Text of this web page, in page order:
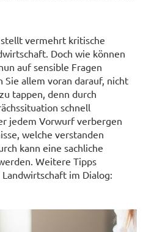
vermehrt kritische
Doch wie können
auf sensible Fragen
Sie allem voran darauf, nicht
tappen, denn durch
schnell
jedem Vorwurf verbergen
welche verstanden
kann eine sachliche
Weitere Tipps
im Dialog: